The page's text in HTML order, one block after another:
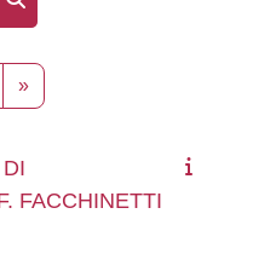
Kurse suchen
2
»Nächste Seite
FACCHINETTI